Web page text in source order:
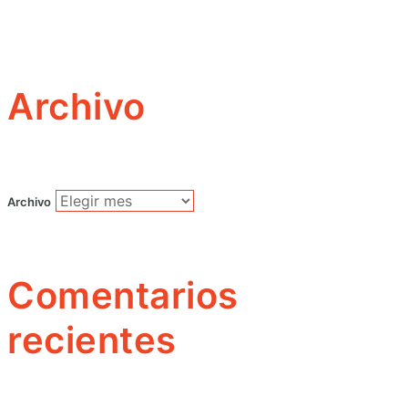
Archivo
Archivo
Comentarios
recientes